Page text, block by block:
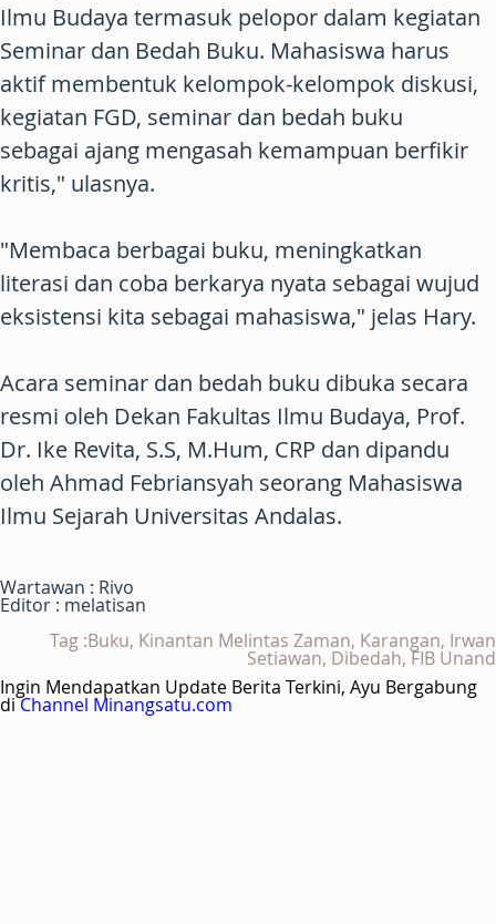
Ilmu Budaya termasuk pelopor dalam kegiatan
Seminar dan Bedah Buku. Mahasiswa harus
aktif membentuk kelompok-kelompok diskusi,
kegiatan FGD, seminar dan bedah buku
sebagai ajang mengasah kemampuan berfikir
kritis," ulasnya.
"Membaca berbagai buku, meningkatkan
literasi dan coba berkarya nyata sebagai wujud
eksistensi kita sebagai mahasiswa," jelas Hary.
Acara seminar dan bedah buku dibuka secara
resmi oleh Dekan Fakultas Ilmu Budaya, Prof.
Dr. Ike Revita, S.S, M.Hum, CRP dan dipandu
oleh Ahmad Febriansyah seorang Mahasiswa
Ilmu Sejarah Universitas Andalas.
Wartawan : Rivo
Editor : melatisan
Tag :Buku, Kinantan Melintas Zaman, Karangan, Irwan
Setiawan, Dibedah, FIB Unand
Ingin Mendapatkan Update Berita Terkini, Ayu Bergabung
diChannel Minangsatu.com